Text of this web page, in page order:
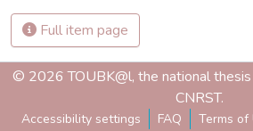
Full item page
© 2026 TOUBK@l, the national
CNRST.
Accessibility settings FAQ Terms of